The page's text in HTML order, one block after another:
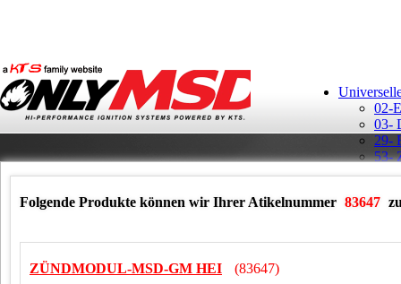
02-
03-
29-
53-
GM
Folgende Produkte können wir Ihrer Atikelnummer 83647
ZÜNDMODUL-MSD-GM HEI (83647)